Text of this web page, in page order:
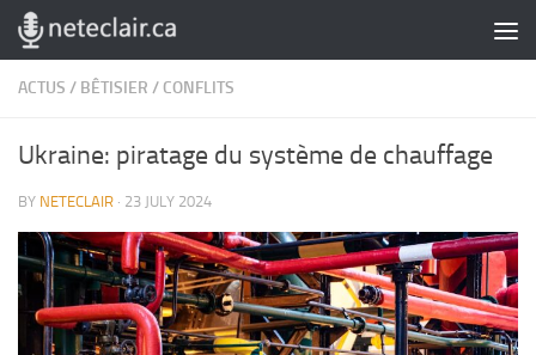
Skip to content
ACTUS / BÊTISIER / CONFLITS
Ukraine: piratage du système de chauffage
BY NETECLAIR · 23 JULY 2024